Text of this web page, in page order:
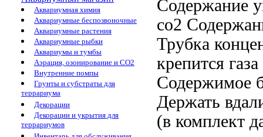
Аквариумная химия
Аквариумные беспозвоночные
Аквариумные растения
Аквариумные рыбки
Аквариумы и тумбы
Аэрация, озонирование и CO2
Внутренние помпы
Грунты и субстраты для
террариума
Декорации
Декорации и укрытия для
террариумов
Содержание
co2
Трубка
крепится
Содержимое
Держать
(в комплект